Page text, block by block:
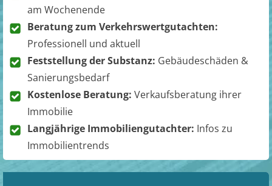
am Wochenende
Beratung zum Verkehrswertgutachten:
Professionell und aktuell
Feststellung der Substanz: Gebäudeschäden &
Sanierungsbedarf
Kostenlose Beratung: Verkaufsberatung ihrer
Immobilie
Langjährige Immobiliengutachter: Infos zu
Immobilientrends